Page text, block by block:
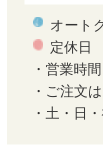
オート
定休日
・営業時
・ご注文
・土・日